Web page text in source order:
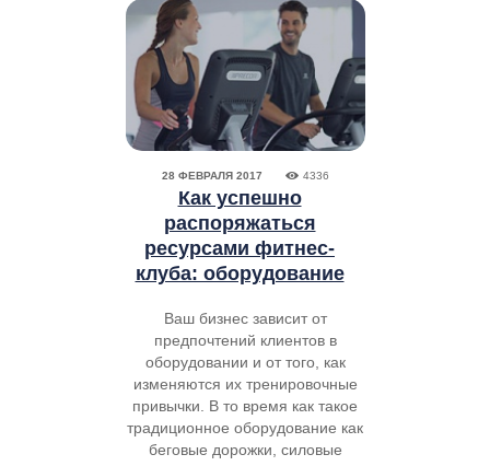
28 ФЕВРАЛЯ 2017 4336
Как успешно
распоряжаться
ресурсами фитнес-
клуба: оборудование
Ваш бизнес зависит от
предпочтений клиентов в
оборудовании и от того, как
изменяются их тренировочные
привычки. В то время как такое
традиционное оборудование как
беговые дорожки, силовые